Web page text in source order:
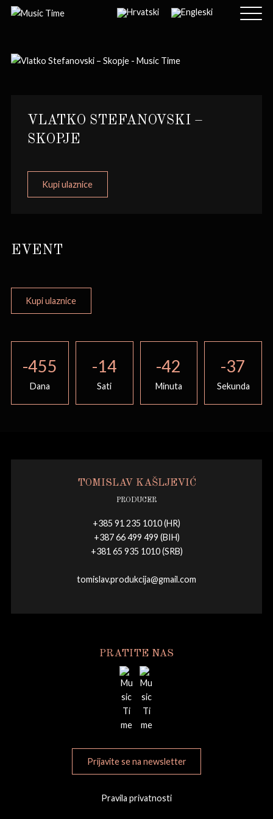
VLATKO STEFANOVSKI –
SKOPJE
Kupi ulaznice
EVENT
Kupi ulaznice
-455
Dana
-14
Sati
-42
Minuta
-37
Sekunda
TOMISLAV KAŠLJEVIĆ
PRODUCER
+385 91 235 1010 (HR)
+387 66 499 499 (BIH)
+381 65 935 1010 (SRB)
tomislav.produkcija@gmail.com
PRATITE NAS
Prijavite se na newsletter
Pravila privatnosti